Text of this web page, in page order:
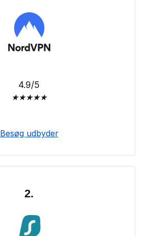
4.9/5
★★★★★
Besøg udbyder
2.